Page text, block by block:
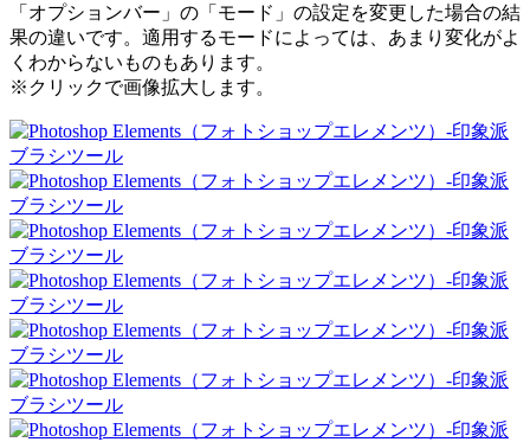
「オプションバー」の「モード」の設定を変更した場合の結
果の違いです。適用するモードによっては、あまり変化がよ
くわからないものもあります。
※クリックで画像拡大します。